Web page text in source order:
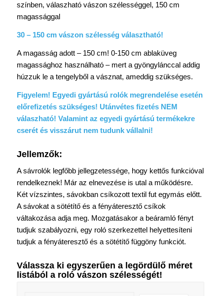
színben, válaszható vászon szélességgel, 150 cm
magassággal
30 – 150 cm vászon szélesség választható!
A magasság adott – 150 cm! 0-150 cm ablaküveg
magassághoz használható – mert a gyöngylánccal addig
húzzuk le a tengelyből a vásznat, ameddig szükséges.
Figyelem! Egyedi gyártású rolók megrendelése esetén
előrefizetés szükséges! Utánvétes fizetés NEM
válaszható! Valamint az egyedi gyártású termékekre
cserét és visszárut nem tudunk vállalni!
Jellemzők:
A sávrolók legfőbb jellegzetessége, hogy kettős funkcióval
rendelkeznek! Már az elnevezése is utal a működésre.
Két vízszintes, sávokban csíkozott textil fut egymás előtt.
A sávokat a sötétítő és a fényáteresztő csíkok
váltakozása adja meg. Mozgatásakor a beáramló fényt
tudjuk szabályozni, egy roló szerkezettel helyettesíteni
tudjuk a fényáteresztő és a sötétítő függöny funkciót.
Válassza ki egyszerűen a legördülő méret
listából a roló vászon szélességét!